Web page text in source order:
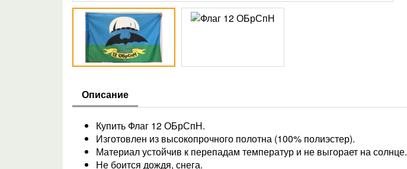
Описание
Купить Флаг 12 ОБрСпН.
Изготовлен из высокопрочного полотна (100% полиэстер).
Материал устойчив к перепадам температур и не выгорает на солнце.
Не боится дождя, снега.